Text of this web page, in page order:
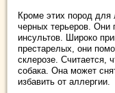
Кроме этих пород для
черных терьеров. Они
инсультов. Широко
престарелых, они
склерозе. Считается,
собака. Она может
избавить от аллергии.